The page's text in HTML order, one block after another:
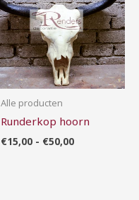
Alle producten
Runderkop hoorn
€15,00 - €50,00